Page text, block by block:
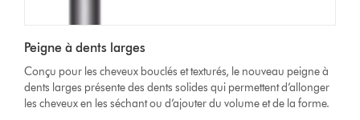
Peigne à dents larges
Conçu pour les cheveux bouclés et texturés, le nouveau peigne à
dents larges présente des dents solides qui permettent d’allonger
les cheveux en les séchant ou d’ajouter du volume et de la forme.